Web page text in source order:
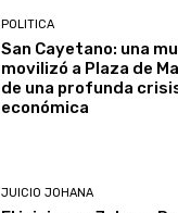
POLITICA
San Cayetano: una
movilizó a Plaza de
de una profunda
económica
JUICIO JOHANA